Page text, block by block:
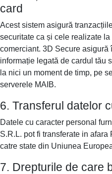
card
Acest sistem asigură
securitate ca și cele realizate
comerciant. 3D Secure asigură
informație legată de cardul tău
la nici un moment de timp, pe
serverele MAIB.
6. Transferul datelor
Datele cu caracter personal
S.R.L. pot fi transferate in
catre state din Uniunea
7. Drepturile de care